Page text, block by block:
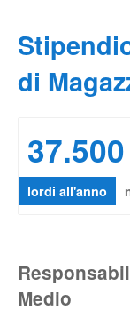
Stipendi
Blog
Pubblica
Offerte
di
lordi all'anno
Medio